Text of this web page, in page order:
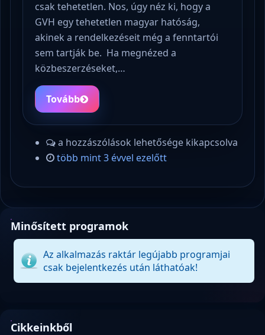
csak tehetetlen. Nos, úgy néz ki, hogy a
GVH egy tehetetlen magyar hatóság,
akinek a rendelkezéseit még a fenntartói
sem tartják be. Ha megnézed a
közbeszerzéseket,…
Tovább
a hozzászólások lehetősége kikapcsolva
több mint 3 évvel ezelőtt
Minősített programok
Az alkalmazás raktár legújabb programjai
csak bejelentkezés után láthatóak!
Cikkeinkből